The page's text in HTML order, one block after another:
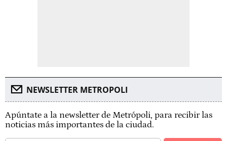
NEWSLETTER METROPOLI
Apúntate a la newsletter de Metrópoli, para recibir las
noticias más importantes de la ciudad.